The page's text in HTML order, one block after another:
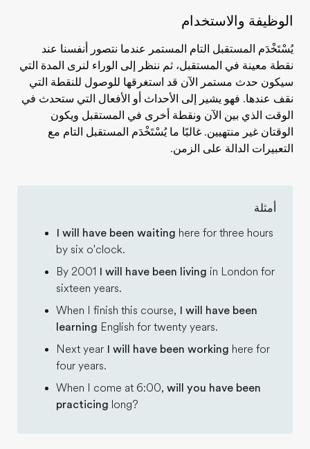
الوظيفة والاستخدام
يُسْتَخْدَم المستقبل التام المستمر عندما نتصور أنفسنا عند
نقطة معينة في المستقبل، ثم ننظر إلى الوراء لنرى المدة التي
سيكون حدث مستمر الآن قد استغرقها للوصول للنقطة التي
نقف عندها. فهو يشير إلى الأحداث أو الأفعال التي ستحدث في
الوقت الذي بين الآن ونقطة أخرى في المستقبل ويكون
الوقتان غير منتهيين. غالبًا ما يُسْتَخْدَم المستقبل التام مع
التعبيرات الدالة على الزمن.
أمثلة
I will have been waiting here for three hours
by six o'clock.
By 2001 I will have been living in London for
sixteen years.
When I finish this course, I will have been
learning English for twenty years.
Next year I will have been working here for
four years.
When I come at 6:00, will you have been
practicing long?